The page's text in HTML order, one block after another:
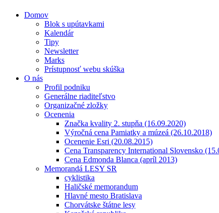
Domov
Blok s upútavkami
Kalendár
Tipy
Newsletter
Marks
Prístupnosť webu skúška
O nás
Profil podniku
Generálne riaditeľstvo
Organizačné zložky
Ocenenia
Značka kvality 2. stupňa (16.09.2020)
Výročná cena Pamiatky a múzeá (26.10.2018)
Ocenenie Esri (20.08.2015)
Cena Transparency International Slovensko
Cena Edmonda Blanca (apríl 2013)
Memorandá LESY SR
cyklistika
Haličské memorandum
Hlavné mesto Bratislava
Chorvátske štátne lesy